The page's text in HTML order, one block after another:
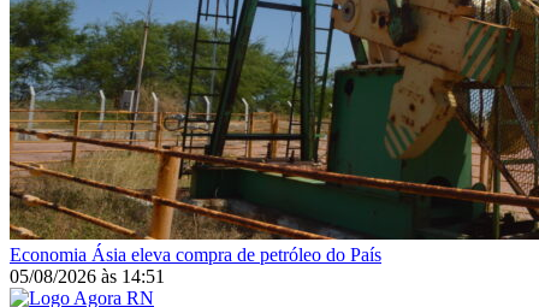
Economia Ásia eleva compra de petróleo do País
05/08/2026 às 14:51